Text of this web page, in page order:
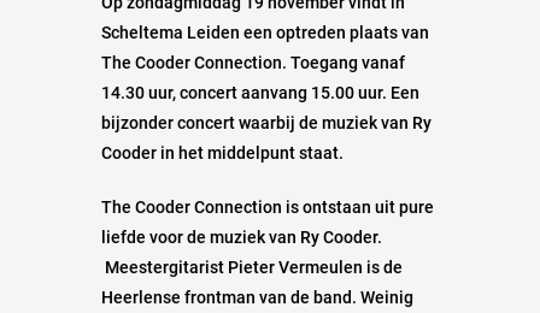
Scheltema Leiden een optreden plaats van
The Cooder Connection. Toegang vanaf
14.30 uur, concert aanvang 15.00 uur. Een
bijzonder concert waarbij de muziek van Ry
Cooder in het middelpunt staat.
The Cooder Connection is ontstaan uit pure
liefde voor de muziek van Ry Cooder.
Meestergitarist Pieter Vermeulen is de
Heerlense frontman van de band. Weinig